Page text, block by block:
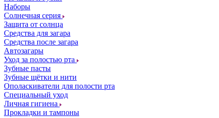
Наборы
Солнечная серия
Защита от солнца
Средства для загара
Средства после загара
Автозагары
Уход за полостью рта
Зубные пасты
Зубные щётки и нити
Ополаскиватели для полости рта
Специальный уход
Личная гигиена
Прокладки и тампоны